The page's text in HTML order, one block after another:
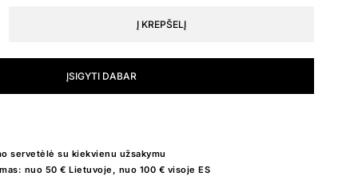
Į KREPŠELĮ
ĮSIGYTI DABAR
servetėlė su kiekvienu užsakymu
nuo 50 € Lietuvoje, nuo 100 € visoje ES